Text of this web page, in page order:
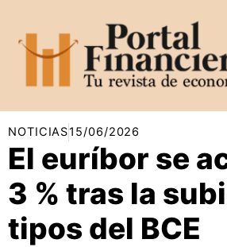
contenido
NOTICIAS15/06/2026
El euríbor se
3 % tras la
tipos del BCE